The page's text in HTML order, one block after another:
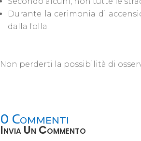
Durante la cerimonia di
dalla folla.
Non perderti la possibilità di
0 Commenti
Invia Un Commento